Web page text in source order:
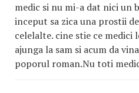
medic si nu mi-a dat nici un
inceput sa zica una prostii
celelalte. cine stie ce medici
ajunga la sam si acum da
poporul roman.Nu toti